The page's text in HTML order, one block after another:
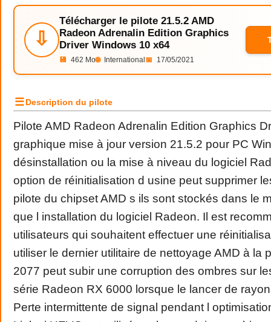
⇩
Télécharger le pilote 21.5.2 AMD
Radeon Adrenalin Edition Graphics
Driver Windows 10 x64
💾 462 Mo🌐 International 📅 17/05/2021
☰Description du pilote
Pilote AMD Radeon Adrenalin Edition Graphics
graphique mise à jour version 21.5.2 pour PC
désinstallation ou la mise à niveau du logiciel
option de réinitialisation d usine peut supprimer
pilote du chipset AMD s ils sont stockés dans le
que l installation du logiciel Radeon. Il est
utilisateurs qui souhaitent effectuer une
utiliser le dernier utilitaire de nettoyage AMD à la
2077 peut subir une corruption des ombres sur
série Radeon RX 6000 lorsque le lancer de
Perte intermittente de signal pendant l